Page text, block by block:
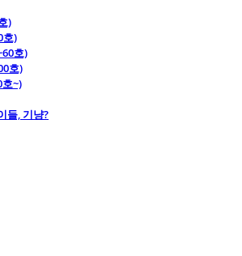
)
호)
호)
호)
~)
들, 기냥?